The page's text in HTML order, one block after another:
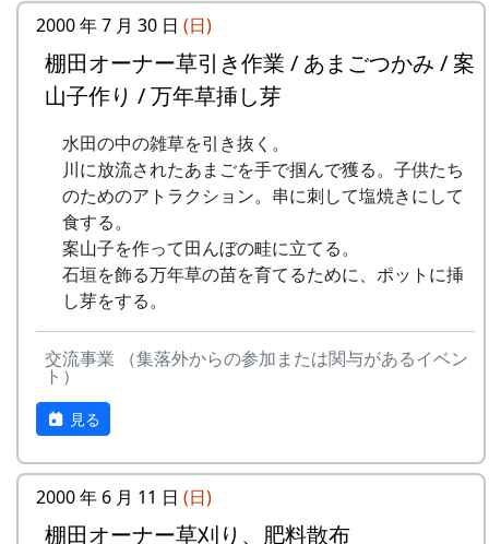
6月11日（日） 2000-06-11 棚田オーナー草
刈り、肥料散布
草刈り、肥料散布
石垣や畦道の草刈り、肥料の散布。
き作業 ...
草引き作業
水田の中の雑草を引き抜く。
あまごつかみ
川に放流されたあまごを手で掴んで
獲る。子供たちのためのアトラクシ
ョン。串に刺して塩焼きにして食す
る。
案山子作り
石垣を飾る万年草の苗を育てるため
に、ポットに挿し木をする。
8月20日（日）2000-08-20 蕎麦種蒔き
蕎麦植え
2000 年 7 月 30 日 (日)
棚田オーナー草引き作業 / あまごつかみ / 案
山子作り / 万年草挿し芽
水田の中の雑草を引き抜く。
川に放流されたあまごを手で掴んで獲る。子供たち
のためのアトラクション。串に刺して塩焼きにして
食する。
案山子を作って田んぼの畦に立てる。
石垣を飾る万年草の苗を育てるために、ポットに挿
し芽をする。
交流事業 （集落外からの参加または関与があるイベン
ト）
見る
2000 年 6 月 11 日 (日)
棚田オーナー草刈り、肥料散布